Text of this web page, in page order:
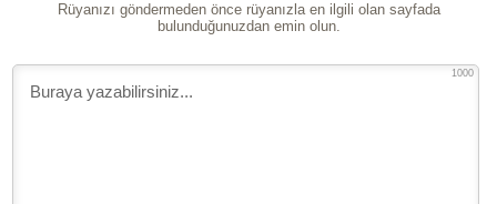
Rüyanızı göndermeden önce rüyanızla en ilgili olan sayfada
bulunduğunuzdan emin olun.
1000